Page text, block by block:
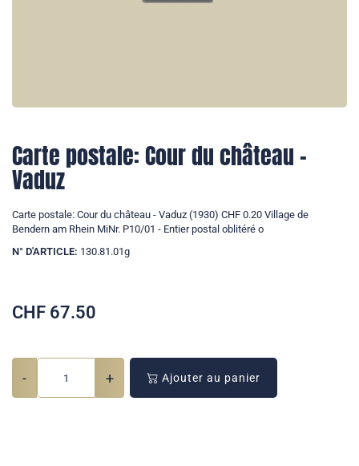
Carte postale: Cour du château -
Vaduz
Carte postale: Cour du château - Vaduz (1930) CHF 0.20 Village de
Bendern am Rhein MiNr. P10/01 - Entier postal oblitéré o
N° D'ARTICLE: 130.81.01g
CHF 67.50
- + Ajouter au panier